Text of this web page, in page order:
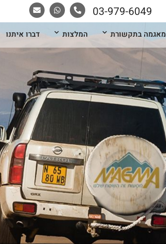
03-979-6049
מאגמה בתקשורת המלצות דברו איתנו